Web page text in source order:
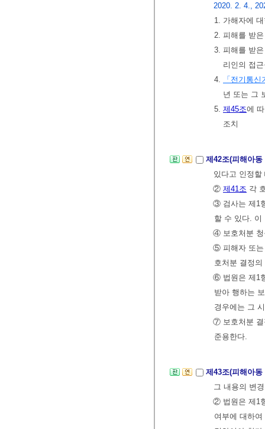
2020. 2. 4.,
1. 가해자에
2. 피해를 받
3. 피해를 받
리인의 접
4.
「전기통
년 또는 그
5. 제45조에
조치
제42조(피해아
있다고 인정
② 제41조 각
③ 검사는 제1
할 수 있다. 이
④ 보호처분 청
⑤ 피해자 또
호처분 결정
⑥ 법원은 제1
받아 행하는
경우에는 그
⑦ 보호처분 결
준용한다.
제43조(피해아
그 내용의 변
② 법원은 제1
여부에 대하